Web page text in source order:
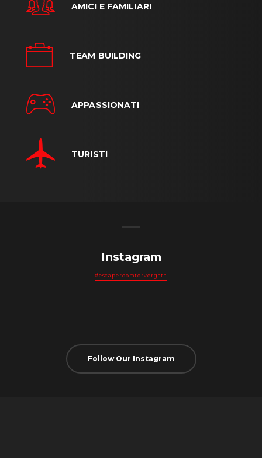
AMICI E FAMILIARI
TEAM BUILDING
APPASSIONATI
TURISTI
Instagram
#escaperoomtorvergata
Follow Our Instagram